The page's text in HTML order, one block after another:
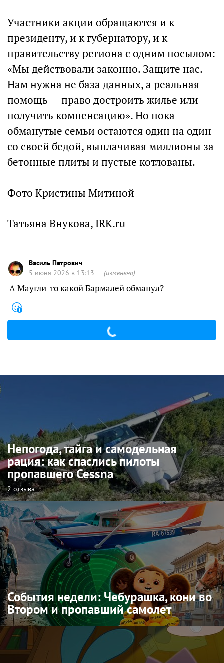
Участники акции обращаются и к
президенту, и к губернатору, и к
правительству региона с одним посылом:
«Мы действовали законно. Защите нас.
Нам нужна не база данных, а реальная
помощь — право достроить жилье или
получить компенсацию». Но пока
обманутые семьи остаются один на один
со своей бедой, выплачивая миллионы за
бетонные плиты и пустые котлованы.
Фото Кристины Митиной
Татьяна Внукова, IRK.ru
Василь Петрович
5 июня 2026 в 13:13
(изменено)
А Маугли-то какой Бармалей обманул?
Непогода, тайга и самодельная
рация: как спаслись пилоты
пропавшего Cessna
2 отзыва
События недели: Чебурашка, кони во
Втором и пропавший самолет